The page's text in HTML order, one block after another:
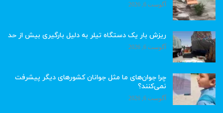
آگوست 6, 2026
ریزش بار یک دستگاه تیلر به دلیل بارگیری بیش از حد
آگوست 6, 2026
چرا جوان‌های ما مثل جوانان کشورهای دیگر پیشرفت
نمی‌کنند؟
آگوست 6, 2026